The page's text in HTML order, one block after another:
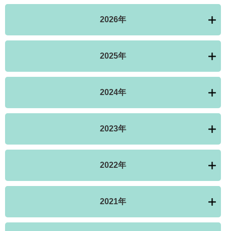
2026年
2025年
2024年
2023年
2022年
2021年